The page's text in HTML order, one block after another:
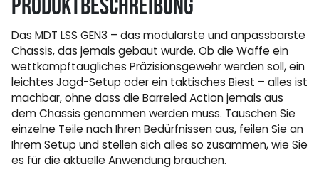
Produktbeschreibung
Das MDT LSS GEN3 – das modularste und anpassbarste
Chassis, das jemals gebaut wurde. Ob die Waffe ein
wettkampftaugliches Präzisionsgewehr werden soll, ein
leichtes Jagd-Setup oder ein taktisches Biest – alles ist
machbar, ohne dass die Barreled Action jemals aus
dem Chassis genommen werden muss. Tauschen Sie
einzelne Teile nach Ihren Bedürfnissen aus, feilen Sie an
Ihrem Setup und stellen sich alles so zusammen, wie Sie
es für die aktuelle Anwendung brauchen.